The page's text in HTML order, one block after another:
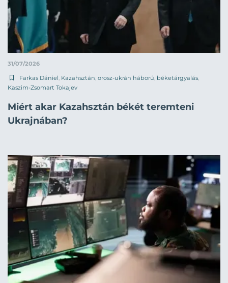
31/07/2026
Farkas Dániel, Kazahsztán, orosz-ukrán háború, béketárgyalás,
Kaszim-Zsomart Tokajev
Miért akar Kazahsztán békét teremteni
Ukrajnában?